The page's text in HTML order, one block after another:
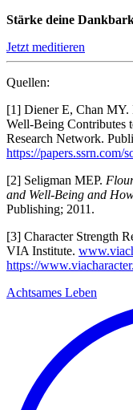
Stärke deine
Jetzt meditieren
Quellen:
[1] Diener E, Chan MY.
Well-Being Contributes
Research Network.
https://papers.ssrn.com/
[2] Seligman MEP.
and Well-Being and
Publishing; 2011.
[3] Character Strength
VIA Institute.
https://
Achtsames Leben